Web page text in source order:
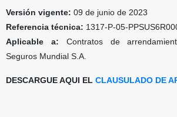
Versión vigente: 09 de junio de 2023
Referencia técnica: 1317-P-05-
Aplicable a: Contratos de
Seguros Mundial S.A.
DESCARGUE AQUI EL CLAUSULADO DE